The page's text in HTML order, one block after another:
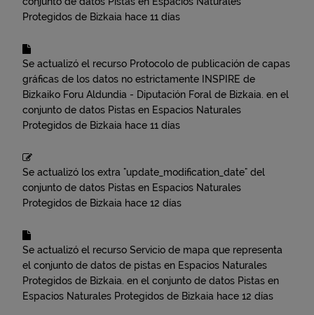
Protegidos de Bizkaia hace 11 días
Se actualizó el recurso Protocolo de publicación de capas
gráficas de los datos no estrictamente INSPIRE de
Bizkaiko Foru Aldundia - Diputación Foral de Bizkaia. en el
conjunto de datos Pistas en Espacios Naturales
Protegidos de Bizkaia hace 11 días
Se actualizó los extra "update_modification_date" del
conjunto de datos Pistas en Espacios Naturales
Protegidos de Bizkaia hace 12 días
Se actualizó el recurso Servicio de mapa que representa
el conjunto de datos de pistas en Espacios Naturales
Protegidos de Bizkaia. en el conjunto de datos Pistas en
Espacios Naturales Protegidos de Bizkaia hace 12 días